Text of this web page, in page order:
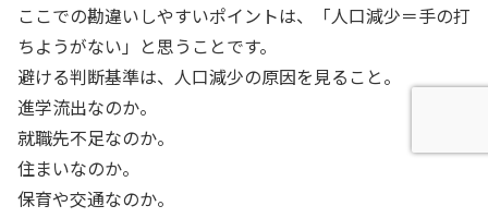
ここでの勘違いしやすいポイントは、「人口減少＝手の打
ちようがない」と思うことです。
避ける判断基準は、人口減少の原因を見ること。
進学流出なのか。
就職先不足なのか。
住まいなのか。
保育や交通なのか。